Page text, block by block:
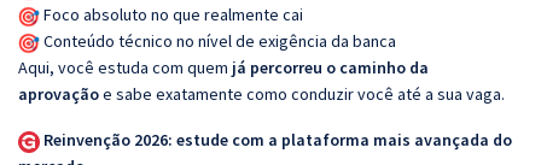
Foco absoluto no que realmente cai
Conteúdo técnico no nível de exigência da banca
Aqui, você estuda com quem já percorreu o caminho da
aprovaçãoe sabe exatamente como conduzir você até a sua vaga.
Reinvenção 2026: estude com a plataforma mais avançada do